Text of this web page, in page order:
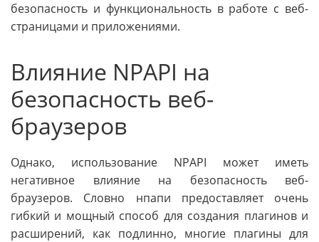
безопасность и функциональность в работе с веб-
страницами и приложениями.
Влияние NPAPI на
безопасность веб-
браузеров
Однако, использование NPAPI может иметь
негативное влияние на безопасность веб-
браузеров. Словно нпапи предоставляет очень
гибкий и мощный способ для создания плагинов и
расширений, как подлинно, многие плагины для